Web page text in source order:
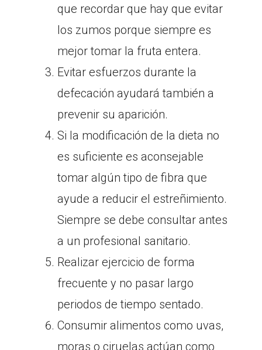
que recordar que hay que evitar
los zumos porque siempre es
mejor tomar la fruta entera.
Evitar esfuerzos durante la
defecación ayudará también a
prevenir su aparición.
Si la modificación de la dieta no
es suficiente es aconsejable
tomar algún tipo de fibra que
ayude a reducir el estreñimiento.
Siempre se debe consultar antes
a un profesional sanitario.
Realizar ejercicio de forma
frecuente y no pasar largo
periodos de tiempo sentado.
Consumir alimentos como uvas,
moras o ciruelas actúan como